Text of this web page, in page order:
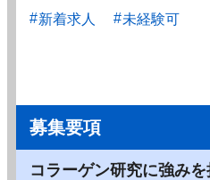
新着求人 未経験可
募集要項
コラーゲン研究に強み